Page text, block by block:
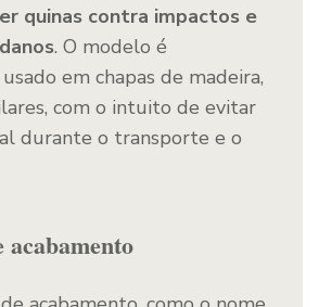
quinas contra impactos e
. O modelo é
em chapas de madeira,
com o intuito de evitar
durante o transporte e o
acabamento